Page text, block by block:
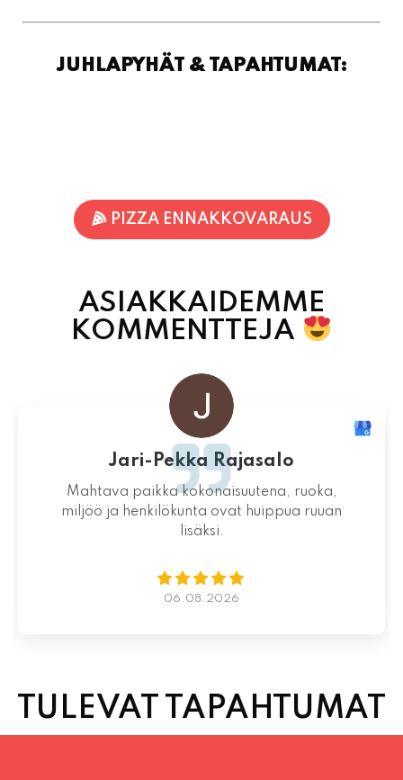
JUHLAPYHÄT & TAPAHTUMAT:
PIZZA ENNAKKOVARAUS
ASIAKKAIDEMME
KOMMENTTEJA
Jari-Pekka Rajasalo
Mahtava paikka kokonaisuutena, ruoka,
miljöö ja henkilökunta ovat huippua ruuan
lisäksi.
06.08.2026
TULEVAT TAPAHTUMAT